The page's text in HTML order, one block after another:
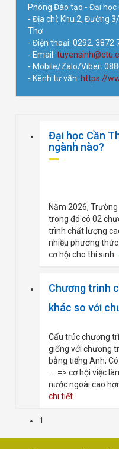
Phòng Đào tạo - Đại học
- Địa chỉ: Khu 2, Đường
Thơ
- Điện thoại: 0292. 3872
- Email:
- Mobile/Zalo/Viber:
- Kênh tư vấn: https://
Đại học Cần
ngành nào?
Năm 2026,
trong đó có 02
trình chất lượng
nhiều phương
cơ hội cho thí sinh.
Chương trình
khác so với
Cấu trúc chương
giống với chương
bằng tiếng Anh;
.... => cơ hội việc
nước ngoài cao
chi tiết
1